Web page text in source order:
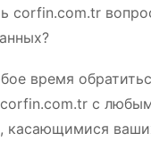
corfin.com.tr
время
с
касающимися